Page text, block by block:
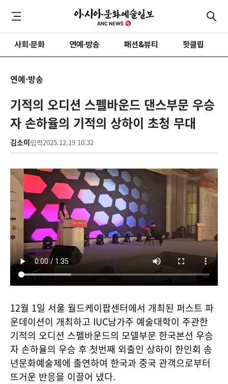
사회·문화 연예·방송 패션&뷰티 핫클립
연예·방송
기적의 오디션 스펠바운드 댄스부문 우승
자 손하율의 기적의 상하이 초청 무대
김소미입력2025.12.19 10:32
12월 1일 서울 월드케이팝센터에서 개최된 퍼스트 파
운데이션이 개최하고 IUC남가주 예술대학이 주관한
기적의 오디션 스펠바운드의 모델부문 한국본선 우승
자 손하율의 우승 후 첫번째 외출인 상하이 한인회 송
년문화예술제에 출연하여 한국과 중국 관객으로부터
뜨거운 반응을 이끌어 냈다.